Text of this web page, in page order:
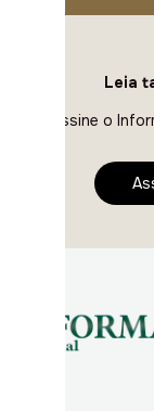
Leia
Assine o